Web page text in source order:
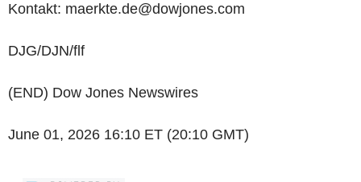
Kontakt: maerkte.de@dowjones.com
DJG/DJN/flf
(END) Dow Jones Newswires
June 01, 2026 16:10 ET (20:10 GMT)